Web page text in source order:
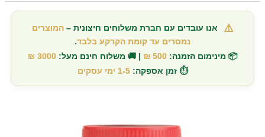
⚠️ אנו עובדים עם חברת משלוחים חיצונית –המוצרים
נמסרים עד קומת הקרקע בלבד.
📦 מינימום הזמנה: 500 ₪ | 🚚 משלוח חינם מעל: 3000 ₪
⏱️ זמן אספקה: 1-5 ימי עסקים